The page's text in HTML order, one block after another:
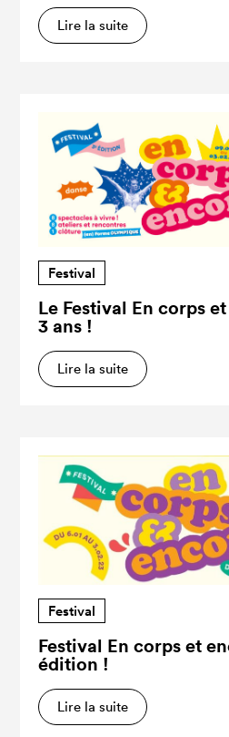
Lire la suite
Festival
Le Festival En corps
3 ans !
Lire la suite
Festival
Festival En corps et
édition !
Lire la suite